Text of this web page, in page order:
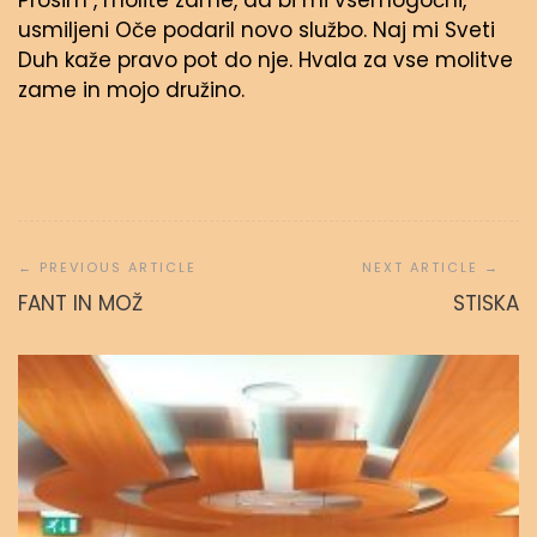
usmiljeni Oče podaril novo službo. Naj mi Sveti
Duh kaže pravo pot do nje. Hvala za vse molitve
zame in mojo družino.
prispevka
FANT IN MOŽ STISKA